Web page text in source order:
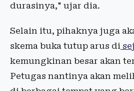
durasinya," ujar dia.
Selain itu, pihaknya juga
skema buka tutup arus di
kemungkinan besar akan
Petugas nantinya akan